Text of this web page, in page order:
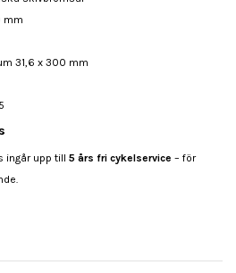
mm
31,6 x 300 mm
ingår upp till 5 års fri cykelservice – för